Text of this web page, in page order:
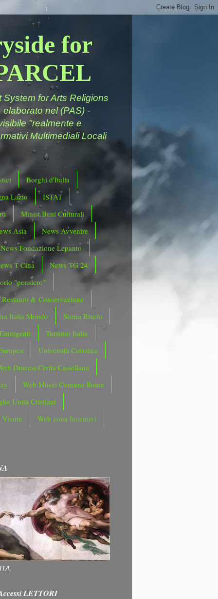
for
for Arts Religions
nel (PAS) -
"realmente e
Multimediali Locali
Borghi d'Italia
Lazio
ISTAT
Minist.Beni Culturali
Asia
News Avvenire
News Fondazione Lepanto
T Cina
News TG 24
"pensiero"
Restauro & Conservazione
Italia Mondo
Sisma Rischi
Turismo Italia
Università Cattolica
Diocesi Civita Castellana
Web Musei Comune Roma
Unità Cristiani
Visure
Web zona Incentivi
LETTORI